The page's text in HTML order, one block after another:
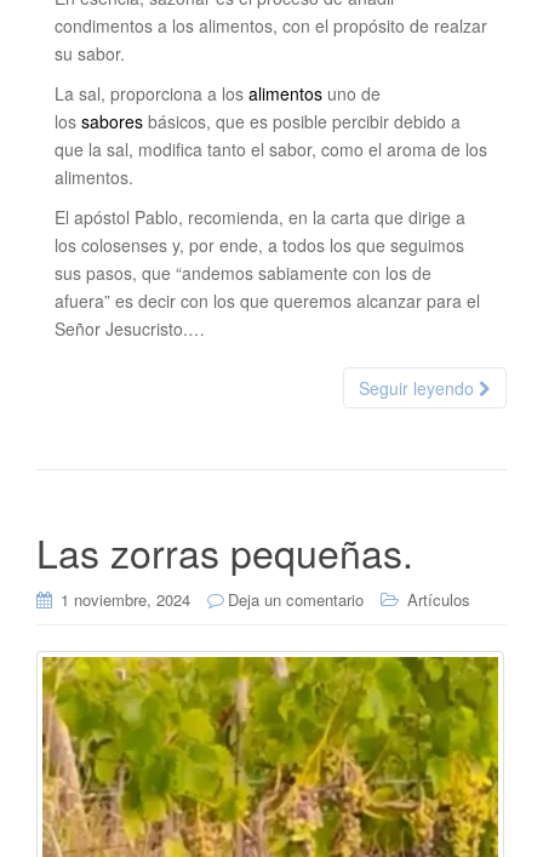
condimentos a los alimentos, con el propósito de realzar
su sabor.
La sal, proporciona a los alimentos uno de
los sabores básicos, que es posible percibir debido a
que la sal, modifica tanto el sabor, como el aroma de los
alimentos.
El apóstol Pablo, recomienda, en la carta que dirige a
los colosenses y, por ende, a todos los que seguimos
sus pasos, que “andemos sabiamente con los de
afuera” es decir con los que queremos alcanzar para el
Señor Jesucristo.…
Seguir leyendo
Las zorras pequeñas.
1 noviembre, 2024 Deja un comentario Artículos